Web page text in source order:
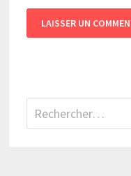
Rechercher :